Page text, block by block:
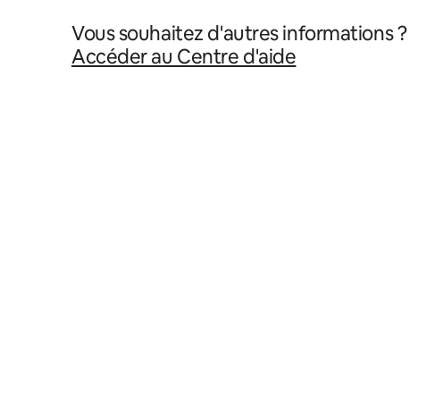
Vous souhaitez d'autres informations ?
Accéder au Centre d'aide